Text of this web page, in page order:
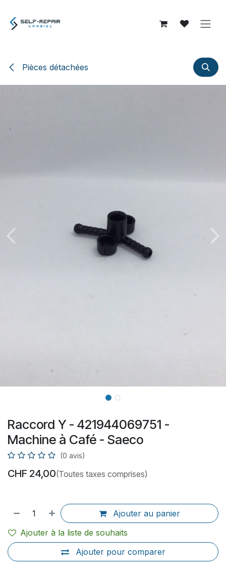
Pièces détachées
Raccord Y - 421944069751 -
Machine à Café - Saeco
(0 avis)
CHF 24,00(Toutes taxes comprises)
Ajouter au panier
Ajouter pour comparer
Ajouter à la liste de souhaits